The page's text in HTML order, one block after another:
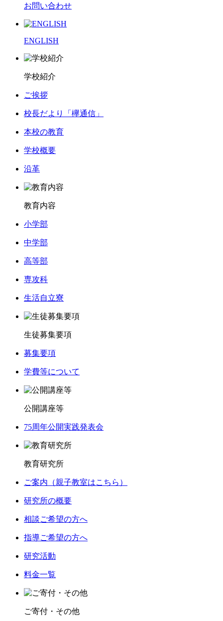
お問い合わせ
ENGLISH
学校紹介
ご挨拶
校長だより「欅通信」
本校の教育
学校概要
沿革
教育内容
小学部
中学部
高等部
専攻科
生活自立寮
生徒募集要項
募集要項
学費等について
公開講座等
75周年公開実践発表会
教育研究所
ご案内（親子教室はこちら）
研究所の概要
相談ご希望の方へ
指導ご希望の方へ
研究活動
料金一覧
ご寄付・その他